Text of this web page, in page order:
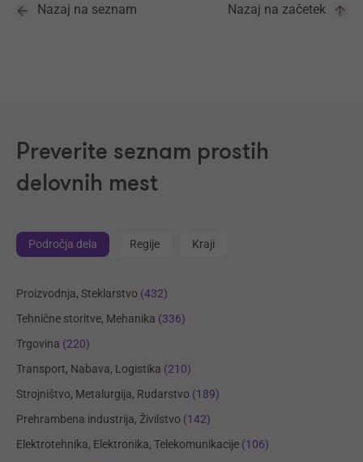
Nazaj na seznam Nazaj na začetek
Preverite seznam prostih
delovnih mest
Področja dela Regije Kraji
Proizvodnja, Steklarstvo (432)
Tehnične storitve, Mehanika (336)
Trgovina (220)
Transport, Nabava, Logistika (210)
Strojništvo, Metalurgija, Rudarstvo (189)
Prehrambena industrija, Živilstvo (142)
Elektrotehnika, Elektronika, Telekomunikacije (106)